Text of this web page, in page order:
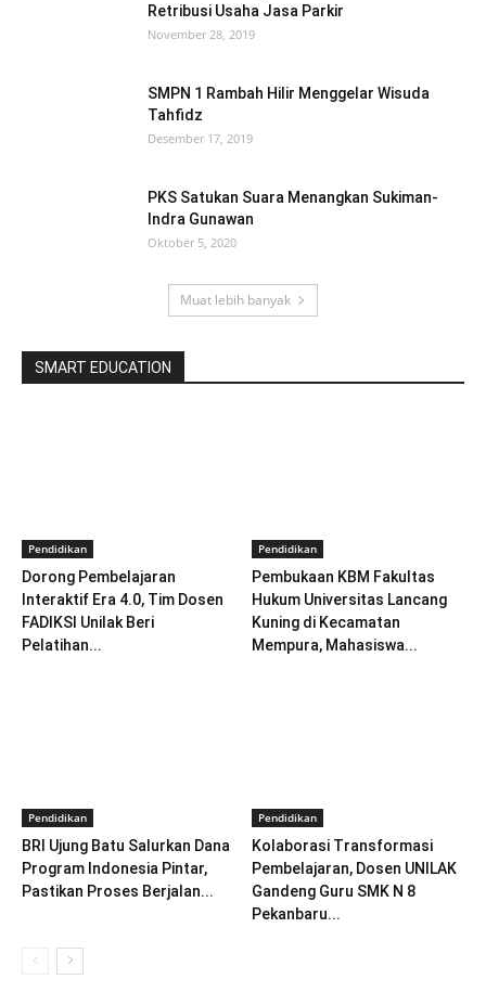
Retribusi Usaha Jasa Parkir
November 28, 2019
SMPN 1 Rambah Hilir Menggelar Wisuda
Tahfidz
Desember 17, 2019
PKS Satukan Suara Menangkan Sukiman-
Indra Gunawan
Oktober 5, 2020
Muat lebih banyak
SMART EDUCATION
Pendidikan
Dorong Pembelajaran
Interaktif Era 4.0, Tim Dosen
FADIKSI Unilak Beri
Pelatihan...
Pendidikan
Pembukaan KBM Fakultas
Hukum Universitas Lancang
Kuning di Kecamatan
Mempura, Mahasiswa...
Pendidikan
BRI Ujung Batu Salurkan Dana
Program Indonesia Pintar,
Pastikan Proses Berjalan...
Pendidikan
Kolaborasi Transformasi
Pembelajaran, Dosen UNILAK
Gandeng Guru SMK N 8
Pekanbaru...